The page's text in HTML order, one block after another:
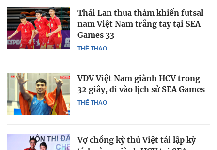
THỂ THAO
Thái Lan thua thảm khiến futsal
nam Việt Nam trắng tay tại SEA
Games 33
THỂ THAO
VĐV Việt Nam giành HCV trong
32 giây, đi vào lịch sử SEA Games
Vợ chồng kỳ thủ Việt tái lập kỳ